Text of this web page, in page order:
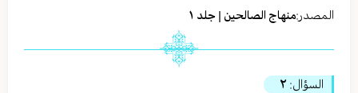
المصدر:منهاج الصالحين | جلد ١
السؤال: ٢